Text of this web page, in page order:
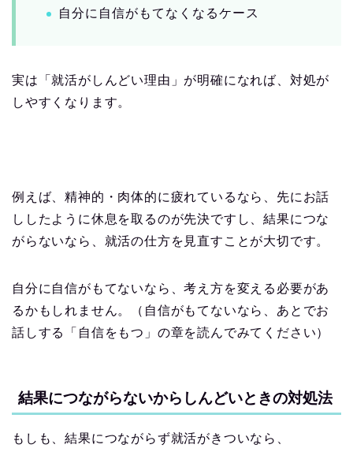
自分に自信がもてなくなるケース
実は「就活がしんどい理由」が明確になれば、対処が
しやすくなります。
例えば、精神的・肉体的に疲れているなら、先にお話
ししたように休息を取るのが先決ですし、結果につな
がらないなら、就活の仕方を見直すことが大切です。
自分に自信がもてないなら、考え方を変える必要があ
るかもしれません。（自信がもてないなら、あとでお
話しする「自信をもつ」の章を読んでみてください）
結果につながらないからしんどいときの対処法
もしも、結果につながらず就活がきついなら、